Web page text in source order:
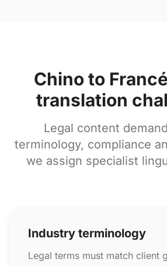
Chino to
translation
Legal content
terminology, compliance
we assign specialist
Industry terminology
Legal terms must match client